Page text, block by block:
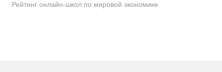
Рейтинг онлайн-школ по мировой экономике